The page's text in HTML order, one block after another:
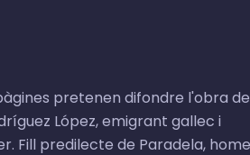
pretenen difondre l'obra de
López, emigrant gallec i
Fill predilecte de Paradela, home